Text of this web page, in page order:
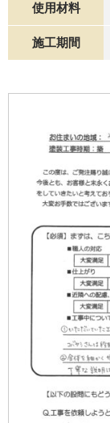
使用材料
施工期間